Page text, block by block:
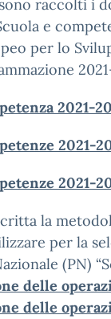
raccolti i
e
per lo
2021-
2021-
2021-
la
per la
(PN)
delle
delle